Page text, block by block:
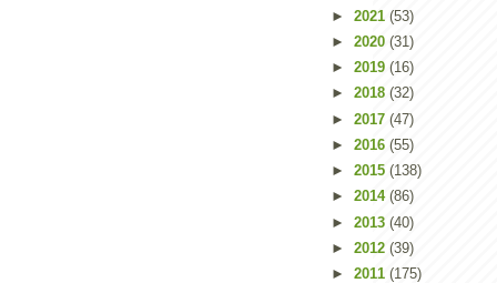
► 2021 (53)
► 2020 (31)
► 2019 (16)
► 2018 (32)
► 2017 (47)
► 2016 (55)
► 2015 (138)
► 2014 (86)
► 2013 (40)
► 2012 (39)
► 2011 (175)